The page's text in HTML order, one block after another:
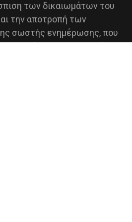
των δικαιωμάτων του
την αποτροπή των
σωστής ενημέρωσης, που